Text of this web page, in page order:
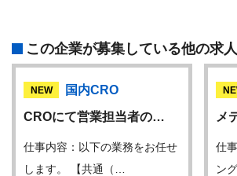
この企業が募集している他の求人
NEW
国内CRO
CROにて営業担当者の…
仕事内容：以下の業務をお任せ
します。 【共通（…
メ
仕
ン